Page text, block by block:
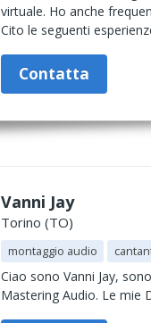
virtuale. Ho anche
Cito le seguenti
Contatta
Vanni Jay
Torino (TO)
montaggio audio
Ciao sono Vanni Jay,
Mastering Audio. Le mie